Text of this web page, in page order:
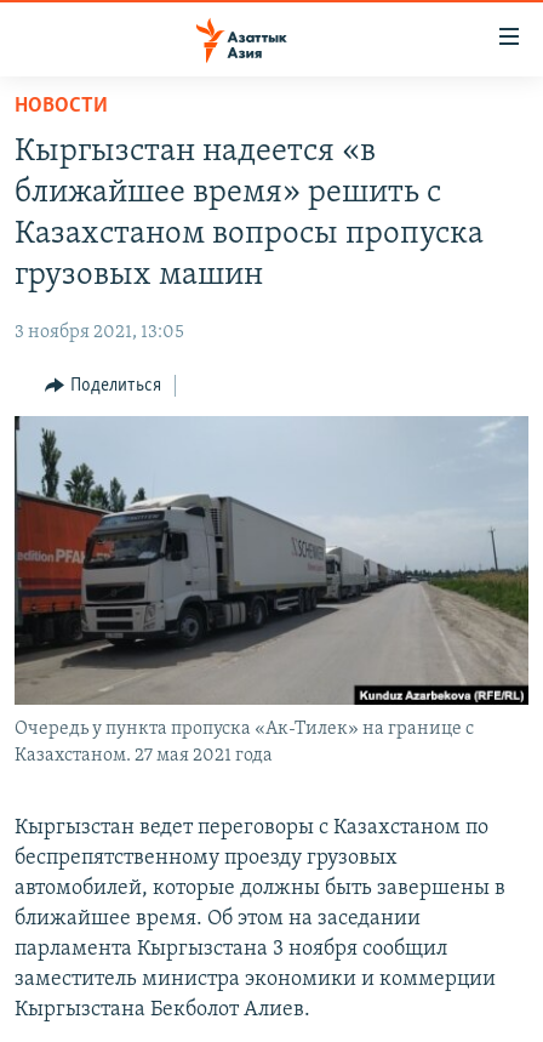
Вернуться
основному
содержанию
Вернутся
главной
Вернутся
поиску
КАЗАХСТАН
НОВОСТИ
ВОЙНА В УКРАИНЕ
КЫРГЫЗЧА
ЎЗБЕКЧА
ТОҶИКӢ
TÜRKMENÇE
ПОДПИШИТЕСЬ НА НАС В СОЦСЕТЯХ
Все сайты РСЕ/РС
НОВОСТИ
Кыргызстан надеется «в
ближайшее время» решить с
Казахстаном вопросы пропуска
грузовых машин
3 ноября 2021, 13:05
Поделиться
Очередь у пункта пропуска «Ак-Тилек» на границе с
Казахстаном. 27 мая 2021 года
Кыргызстан ведет переговоры с Казахстаном по
беспрепятственному проезду грузовых
автомобилей, которые должны быть завершены в
ближайшее время. Об этом на заседании
парламента Кыргызстана 3 ноября сообщил
заместитель министра экономики и коммерции
Кыргызстана Бекболот Алиев.